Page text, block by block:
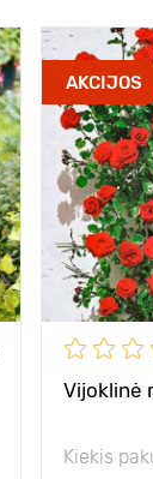
AKCIJOS
Vijoklinė
Kiekis